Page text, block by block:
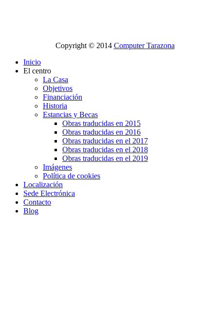
Copyright © 2014 Computer Tarazona
Inicio
El centro
La Casa
Objetivos
Financiación
Historia
Estancias y Becas
Obras traducidas en 2015
Obras traducidas en 2016
Obras traducidas en el 2017
Obras traducidas en el 2018
Obras traducidas en el 2019
Imágenes
Política de cookies
Localización
Sede Electrónica
Contacto
Blog